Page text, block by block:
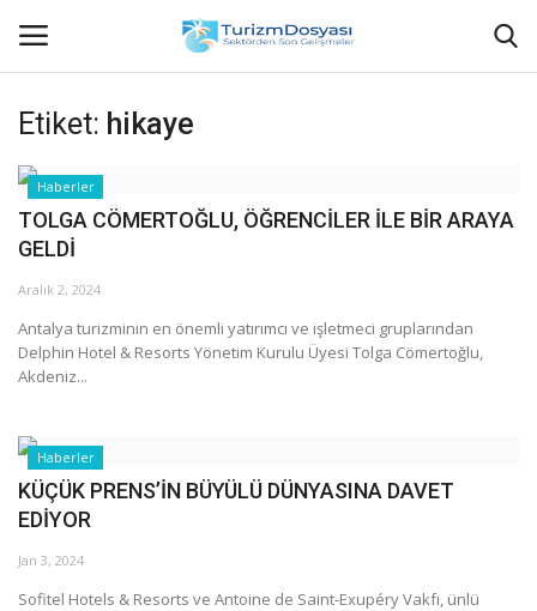
Anasayfa
Bize Ulaşın
Künye
Halil ÖNCÜ kimdir?
Haberler
Görüntülü
Araştırma - İnceleme
Etiket: hikaye
Haberler
TOLGA CÖMERTOĞLU, ÖĞRENCİLER İLE BİR ARAYA
GELDİ
Aralık 2, 2024
Antalya turizminin en önemli yatırımcı ve işletmeci gruplarından
Delphin Hotel & Resorts Yönetim Kurulu Üyesi Tolga Cömertoğlu,
Akdeniz...
Haberler
KÜÇÜK PRENS’İN BÜYÜLÜ DÜNYASINA DAVET
EDİYOR
Jan 3, 2024
Sofitel Hotels & Resorts ve Antoine de Saint-Exupéry Vakfı, ünlü